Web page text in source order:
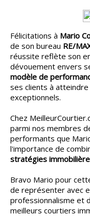
ACHETEUR /
ENTREPRENEURS▼
ESPACE COURTIER
Félicitations à Mario
de son bureau RE/
réussite reflète son
dévouement envers
modèle de
ses clients à
exceptionnels.
Chez
parmi nos membres
performants que
l'importance de
stratégies
Bravo Mario pour
de représenter avec
professionnalisme et
meilleurs courtiers